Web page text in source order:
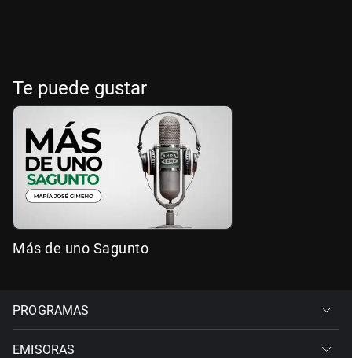
Te puede gustar
Más de uno Sagunto
PROGRAMAS
EMISORAS